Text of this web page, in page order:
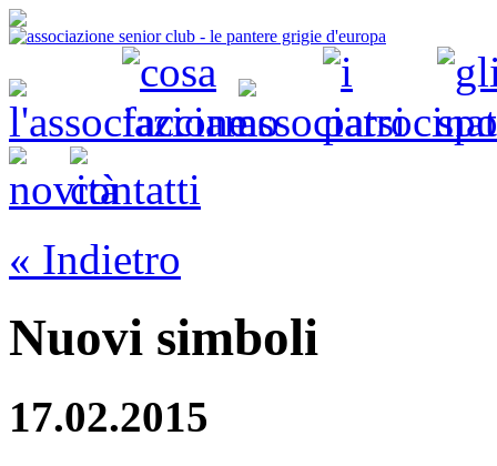
« Indietro
Nuovi simboli
17.02.2015